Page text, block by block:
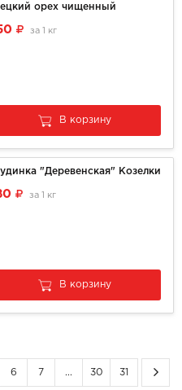
орех чищенный
за 1 кг
В корзину
"Деревенская" Козелки
за 1 кг
В корзину
6 7 ... 30 31